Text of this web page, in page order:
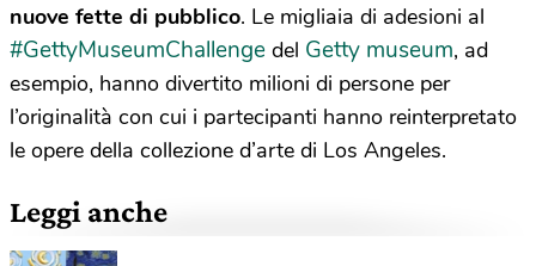
nuove fette di pubblico. Le migliaia di adesioni al
#GettyMuseumChallenge del Getty museum, ad
esempio, hanno divertito milioni di persone per
l’originalità con cui i partecipanti hanno reinterpretato
le opere della collezione d’arte di Los Angeles.
Leggi anche